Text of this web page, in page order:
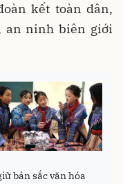
kết toàn dân,
an ninh biên giới
bản sắc văn hóa